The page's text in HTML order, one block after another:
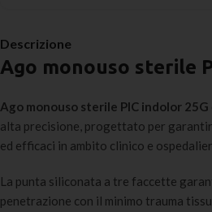
Descrizione
Ago monouso sterile
Ago monouso sterile PIC indolor 25G
alta precisione, progettato per
ed efficaci in ambito clinico e
La punta siliconata a tre faccette
penetrazione con il minimo trauma